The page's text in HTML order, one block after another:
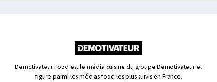
Demotivateur Food est le média cuisine du groupe Demotivateur et
figure parmi les médias food les plus suivis en France.